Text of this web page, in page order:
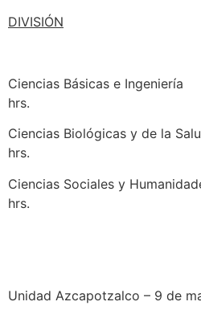
DIVISIÓN
Ciencias Básicas e
hrs.
Ciencias Biológicas y de
hrs.
Ciencias Sociales y
hrs.
Unidad Azcapotzalco – 9 de